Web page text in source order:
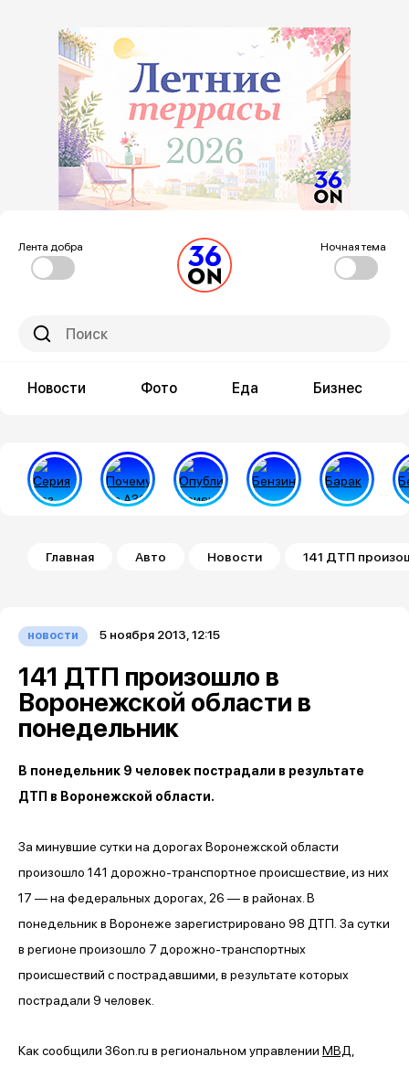
Лента добра Ночная тема
Новости Фото Еда Бизнес
Строка навигации
Главная Авто Новости 141 ДТП
новости 5 ноября 2013, 12:15
141 ДТП произошло в
Воронежской области в
понедельник
В понедельник 9 человек пострадали в результате
ДТП в Воронежской области.
За минувшие сутки на дорогах Воронежской области
произошло 141 дорожно-транспортное происшествие, из них
17 — на федеральных дорогах, 26 — в районах. В
понедельник в Воронеже зарегистрировано 98 ДТП. За сутки
в регионе произошло 7 дорожно-транспортных
происшествий с пострадавшими, в результате которых
пострадали 9 человек.
Как сообщили 36on.ru в региональном управлении МВД